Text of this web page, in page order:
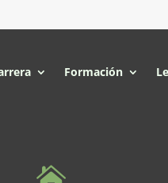
Formación